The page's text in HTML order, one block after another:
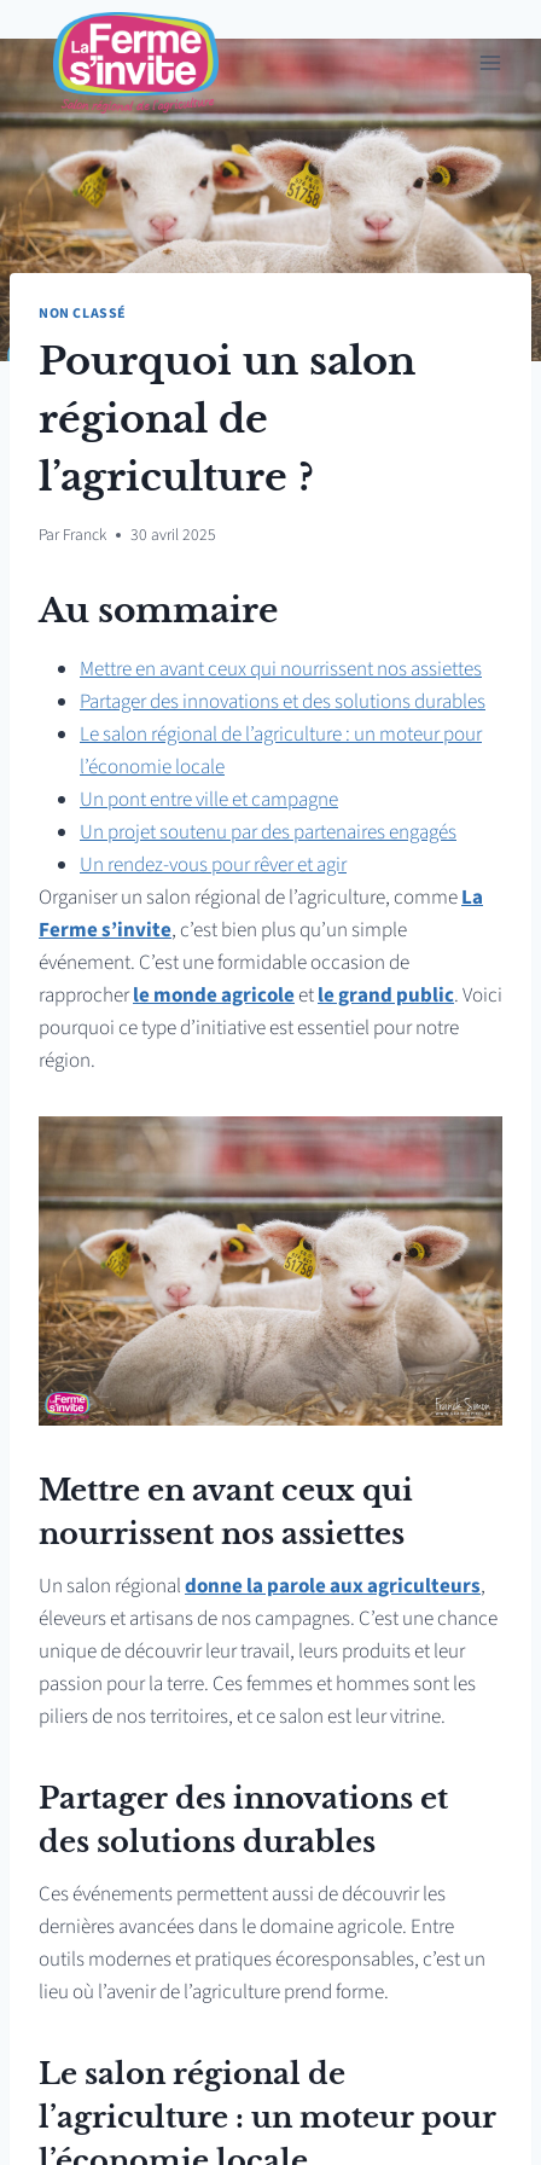
au
contenu
NON CLASSÉ
Pourquoi un salon
régional de
l’agriculture ?
Par Franck 30 avril 2025
Au sommaire
Mettre en avant ceux qui nourrissent nos assiettes
Partager des innovations et des solutions durables
Le salon régional de l’agriculture : un moteur pour
l’économie locale
Un pont entre ville et campagne
Un projet soutenu par des partenaires engagés
Un rendez-vous pour rêver et agir
Organiser un salon régional de l’agriculture, commeLa
Ferme s’invite, c’est bien plus qu’un simple
événement. C’est une formidable occasion de
rapprocherle monde agricoleetle grand public. Voici
pourquoi ce type d’initiative est essentiel pour notre
région.
Mettre en avant ceux qui
nourrissent nos assiettes
Un salon régionaldonne la parole aux agriculteurs,
éleveurs et artisans de nos campagnes. C’est une chance
unique de découvrir leur travail, leurs produits et leur
passion pour la terre. Ces femmes et hommes sont les
piliers de nos territoires, et ce salon est leur vitrine.
Partager des innovations et
des solutions durables
Ces événements permettent aussi de découvrir les
dernières avancées dans le domaine agricole. Entre
outils modernes et pratiques écoresponsables, c’est un
lieu où l’avenir de l’agriculture prend forme.
Le salon régional de
l’agriculture : un moteur pour